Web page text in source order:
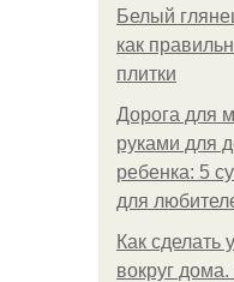
Белый
как
плитки
Дорога для
руками для
ребенка: 5
для
Как сделать
вокруг